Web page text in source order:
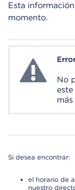
Esta
momento.
System Error
No
Si desea encontrar:
el horario de
nuestro